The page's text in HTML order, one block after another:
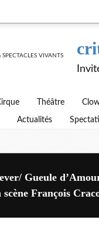
Théâtre
Actualités
Gueule
François